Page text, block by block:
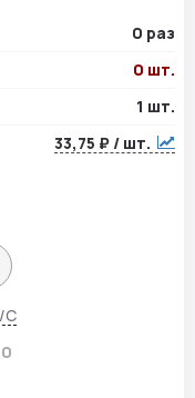
0 раз
0 шт.
1 шт.
33,75 ₽ / шт.
С